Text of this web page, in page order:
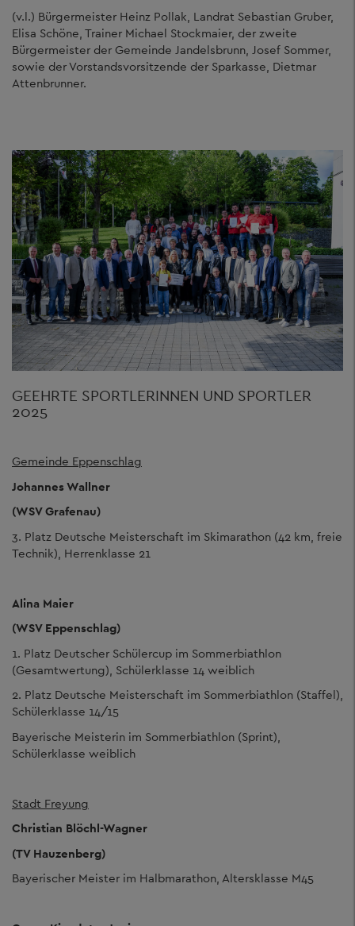
(v.l.) Bürgermeister Heinz Pollak, Landrat Sebastian Gruber,
Elisa Schöne, Trainer Michael Stockmaier, der zweite
Bürgermeister der Gemeinde Jandelsbrunn, Josef Sommer,
sowie der Vorstandsvorsitzende der Sparkasse, Dietmar
Attenbrunner.
GEEHRTE SPORTLERINNEN UND SPORTLER
2025
Gemeinde Eppenschlag
Johannes Wallner
(WSV Grafenau)
3. Platz Deutsche Meisterschaft im Skimarathon (42 km, freie
Technik), Herrenklasse 21
Alina Maier
(WSV Eppenschlag)
1. Platz Deutscher Schülercup im Sommerbiathlon
(Gesamtwertung), Schülerklasse 14 weiblich
2. Platz Deutsche Meisterschaft im Sommerbiathlon (Staffel),
Schülerklasse 14/15
Bayerische Meisterin im Sommerbiathlon (Sprint),
Schülerklasse weiblich
Stadt Freyung
Christian Blöchl-Wagner
(TV Hauzenberg)
Bayerischer Meister im Halbmarathon, Altersklasse M45